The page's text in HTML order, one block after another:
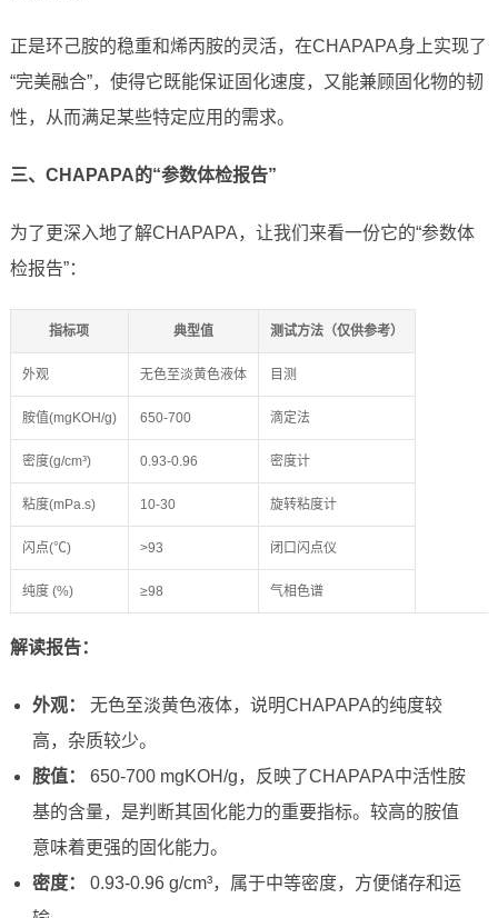
正是环己胺的稳重和烯丙胺的灵活，在CHAPAPA身上实现了
“完美融合”，使得它既能保证固化速度，又能兼顾固化物的韧
性，从而满足某些特定应用的需求。
三、CHAPAPA的“参数体检报告”
为了更深入地了解CHAPAPA，让我们来看一份它的“参数体
检报告”：
指标项 典型值 测试方法（仅供参考）
外观 无色至淡黄色液体 目测
胺值(mgKOH/g) 650-700 滴定法
密度(g/cm³) 0.93-0.96 密度计
粘度(mPa.s) 10-30 旋转粘度计
闪点(℃) >93 闭口闪点仪
纯度 (%) ≥98 气相色谱
解读报告：
外观：
无色至淡黄色液体，说明CHAPAPA的纯度较
高，杂质较少。
胺值：
650-700 mgKOH/g，反映了CHAPAPA中活性胺
基的含量，是判断其固化能力的重要指标。较高的胺值
意味着更强的固化能力。
密度：
0.93-0.96 g/cm³，属于中等密度，方便储存和运